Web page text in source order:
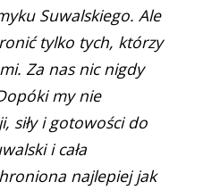
Suwalskiego. Ale
tylko tych, którzy
Za nas nic nigdy
my nie
siły i gotowości do
i cała
najlepiej jak